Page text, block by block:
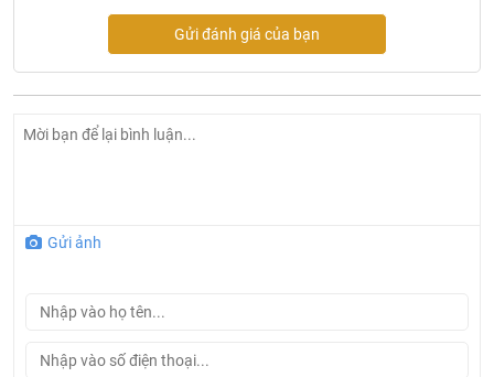
Gửi đánh giá của bạn
Gửi ảnh